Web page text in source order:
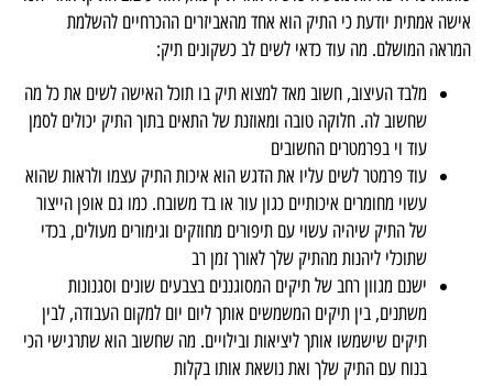
אישה אמתית יודעת כי התיק הוא אחד מהאביזרים ההכרחיים להשלמת
המראה המושלם. מה עוד כדאי לשים לב כשקונים תיק:
מלבד העיצוב, חשוב מאד למצוא תיק בו תוכל האישה לשים את כל מה
שחשוב לה. חלוקה טובה ומאוזנת של התאים בתוך התיק יכולים לסמן
עוד וי בפרמטרים החשובים
עוד פרמטר לשים עליו את הדגש הוא איכות התיק עצמו ולראות שהוא
עשוי מחומרים איכותיים כגון עור או בד משובח. כמו גם אופן הייצור
של התיק שיהיה עשוי עם תיפורים מחוזקים וגימורים מעולים, בכדי
שתוכלי ליהנות מהתיק שלך לאורך זמן רב
ישנם מגוון רחב של תיקים המסוגננים בצבעים שונים וסגנונות
משתנים, בין תיקים המשמשים אותך ליום יום למקום העבודה, לבין
תיקים שישמשו אותך ליציאות ובילויים. מה שחשוב הוא שתרגישי הכי
בנוח עם התיק שלך ואת נושאת אותו בקלות